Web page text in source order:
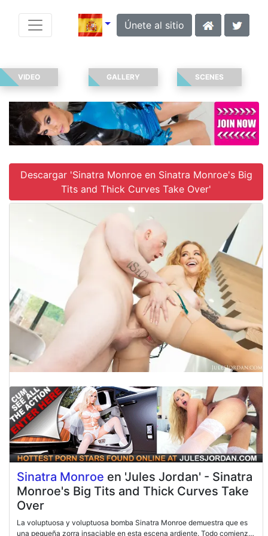
Únete al sitio
VIDEO GALLERY SCENES
Descargar 'Sinatra Monroe en Sinatra Monroe's Big
Tits and Thick Curves Take Over'
Sinatra Monroe en 'Jules Jordan' - Sinatra
Monroe's Big Tits and Thick Curves Take
Over
La voluptuosa y voluptuosa bomba Sinatra Monroe demuestra que es
una pequeña zorra insaciable en esta escena ardiente. Todo comienza